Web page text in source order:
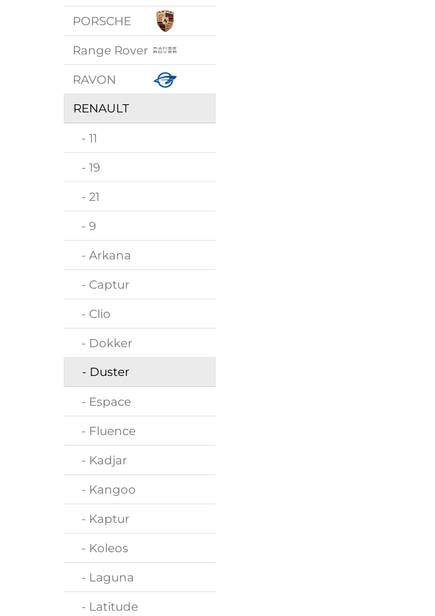
PORSCHE
Range Rover
RAVON
RENAULT
- 11
- 19
- 21
- 9
- Arkana
- Captur
- Clio
- Dokker
- Duster
- Espace
- Fluence
- Kadjar
- Kangoo
- Kaptur
- Koleos
- Laguna
- Latitude